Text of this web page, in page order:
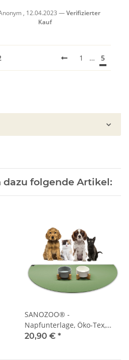
, 12.04.2023
Verifizierter
Kauf
1 … 5
folgende Artikel:
SANOZOO® -
Napfunterlage, Öko-Tex,
Halbrund 30 x 60 cm
20,90 € *